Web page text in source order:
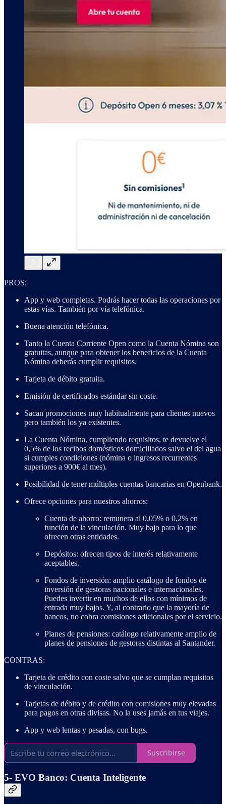
PROS:
App y web completas. Podrás hacer todas las operaciones por
estas vías. También por vía telefónica.
Buena atención telefónica.
Tanto la Cuenta Corriente Open como la Cuenta Nómina son
gratuitas, aunque para obtener los beneficios de la Cuenta
Nómina deberás cumplir requisitos.
Tarjeta de débito gratuita.
Emisión de certificados estándar sin coste.
Sacan promociones muy habitualmente para clientes nuevos
pero también los ya existentes.
La Cuenta Nómina, cumpliendo requisitos, te devuelve el
0,5% de los recibos domésticos domiciliados salvo el del agua
si cumples condiciones (nómina o ingresos recurrentes
superiores a 900€ al mes).
Posibilidad de tener múltiples cuentas bancarias en Openbank.
Ofrece opciones para nuestros ahorros:
Cuenta de ahorro: remunera al 0,05% o 0,2% en
función de la vinculación. Muy bajo para lo que
ofrecen otras entidades.
Depósitos: ofrecen tipos de interés relativamente
aceptables.
Fondos de inversión: amplio catálogo de fondos de
inversión de gestoras nacionales e internacionales.
Puedes invertir en muchos de ellos con mínimos de
entrada muy bajos. Y, al contrario que la mayoría de
bancos, no cobra comisiones adicionales por el servicio.
Planes de pensiones: catálogo relativamente amplio de
planes de pensiones de gestoras distintas al Santander.
CONTRAS:
Tarjeta de crédito con coste salvo que se cumplan requisitos
de vinculación.
Tarjetas de débito y de crédito con comisiones muy elevadas
para pagos en otras divisas. No la uses jamás en tus viajes.
App y web lentas y pesadas, con bugs.
Suscribirse
5- EVO Banco: Cuenta Inteligente